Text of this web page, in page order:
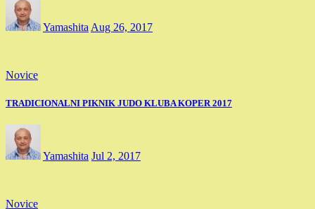
YamashitaAug 26, 2017
Novice
TRADICIONALNI PIKNIK JUDO KLUBA KOPER 2017
Yamashita Jul 2, 2017
Novice